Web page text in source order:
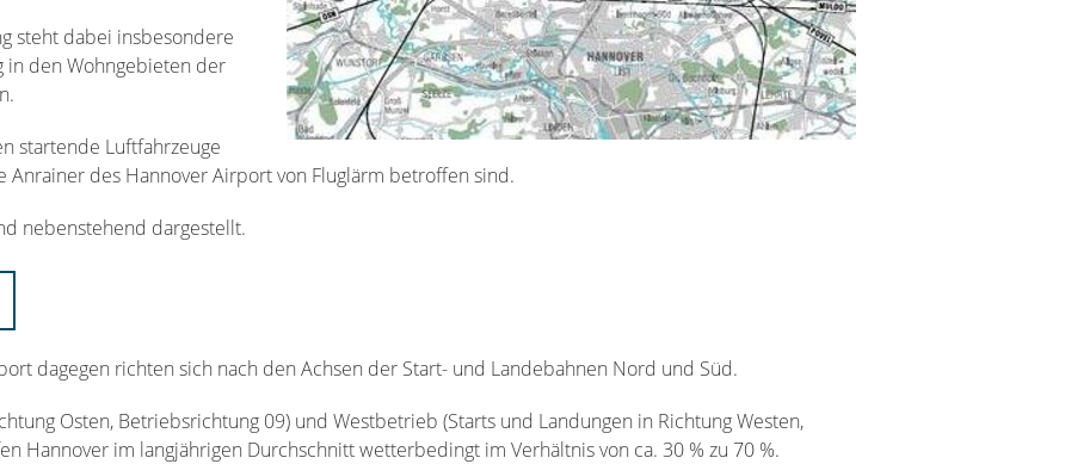
steht dabei insbesondere
in den Wohngebieten der
startende Luftfahrzeuge
Anrainer des Hannover Airport von Fluglärm betroffen sind.
nebenstehend dargestellt.
dagegen richten sich nach den Achsen der Start- und Landebahnen Nord und Süd.
Osten, Betriebsrichtung 09) und Westbetrieb (Starts und Landungen in Richtung Westen,
Hannover im langjährigen Durchschnitt wetterbedingt im Verhältnis von ca. 30 % zu 70 %.